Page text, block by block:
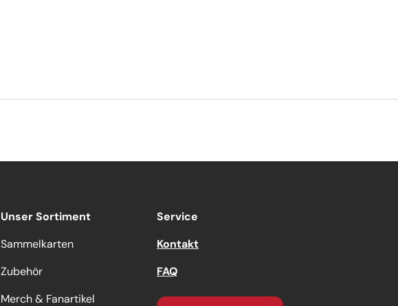
Unser Sortiment
Sammelkarten
Zubehör
Merch & Fanartikel
Service
Kontakt
FAQ